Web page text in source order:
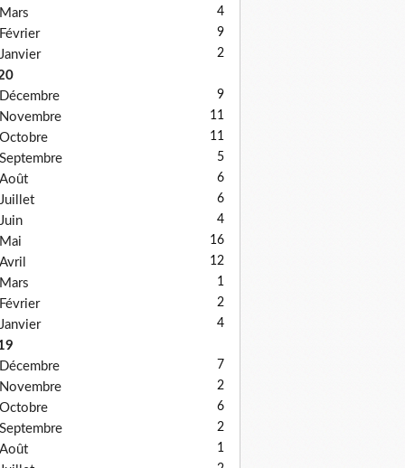
Mars 4
Février 9
Janvier 2
Décembre
9
Novembre 11
Octobre 11
Septembre 5
Août 6
Juillet 6
Juin 4
Mai 16
Avril 12
Mars 1
Février 2
Janvier 4
Décembre
7
Novembre 2
Octobre 6
Septembre 2
Août 1